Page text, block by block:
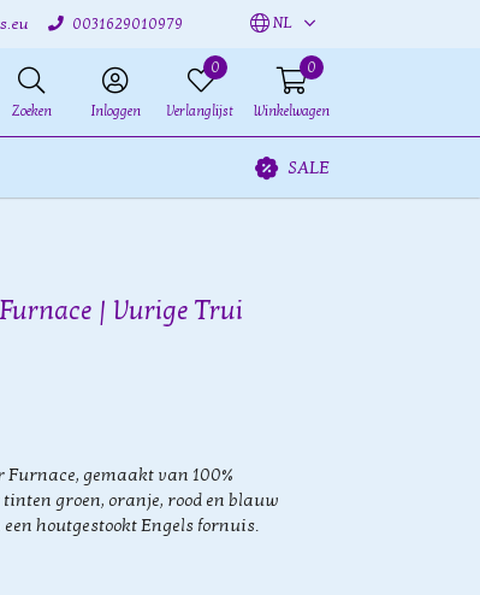
0031629010979 NL
Zoeken Inloggen
0
Verlanglijst
0
Winkelwagen
SALE
| Vurige Trui
gemaakt van 100%
groen, oranje, rood en blauw
houtgestookt Engels fornuis.